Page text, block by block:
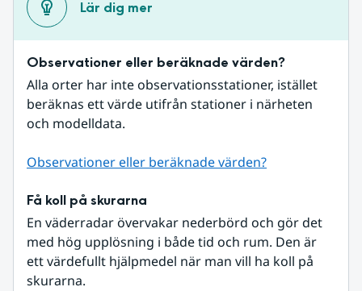
Lär dig mer
Observationer eller beräknade värden?
Alla orter har inte observationsstationer, istället
beräknas ett värde utifrån stationer i närheten
och modelldata.
Observationer eller beräknade värden?
Få koll på skurarna
En väderradar övervakar nederbörd och gör det
med hög upplösning i både tid och rum. Den är
ett värdefullt hjälpmedel när man vill ha koll på
skurarna.